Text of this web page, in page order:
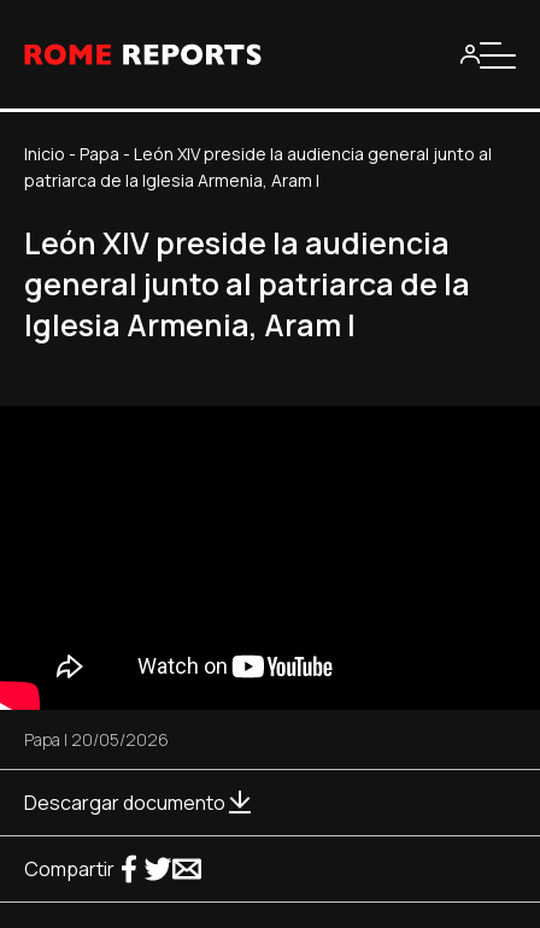
Inicio - Papa - León XIV preside la audiencia general junto al
patriarca de la Iglesia Armenia, Aram I
León XIV preside la audiencia
general junto al patriarca de la
Iglesia Armenia, Aram I
Papa | 20/05/2026
Descargar documento
Compartir